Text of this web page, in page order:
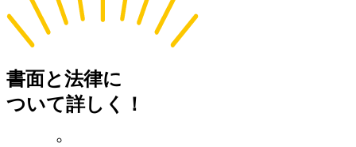
書面と法律に
ついて詳しく！